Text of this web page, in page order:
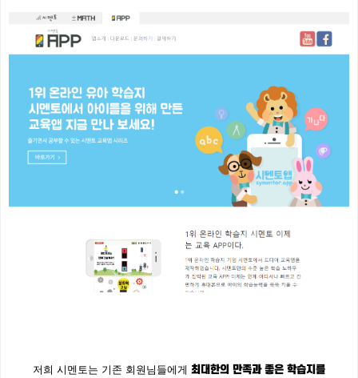
저희 시멘토는 기존 회원님들에게 최대한의 만족과 좋은 학습지를